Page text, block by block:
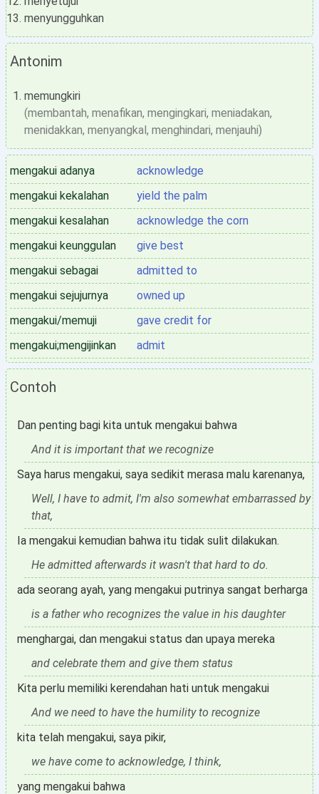
menyungguhkan
Antonim
memungkiri
(membantah, menafikan, mengingkari, meniadakan,
menidakkan, menyangkal, menghindari, menjauhi)
mengakui adanya
acknowledge
mengakui kekalahan
yield the palm
mengakui kesalahan
acknowledge the corn
mengakui keunggulan
give best
mengakui sebagai
admitted to
mengakui sejujurnya
owned up
mengakui/memuji
gave credit for
mengakui;mengijinkan
admit
Contoh
Dan penting bagi kita untuk mengakui bahwa
And it is important that we recognize
Saya harus mengakui, saya sedikit merasa malu karenanya,
Well, I have to admit, I'm also somewhat embarrassed by
that,
Ia mengakui kemudian bahwa itu tidak sulit dilakukan.
He admitted afterwards it wasn't that hard to do.
ada seorang ayah, yang mengakui putrinya sangat berharga
is a father who recognizes the value in his daughter
menghargai, dan mengakui status dan upaya mereka
and celebrate them and give them status
Kita perlu memiliki kerendahan hati untuk mengakui
And we need to have the humility to recognize
kita telah mengakui, saya pikir,
we have come to acknowledge, I think,
yang mengakui bahwa